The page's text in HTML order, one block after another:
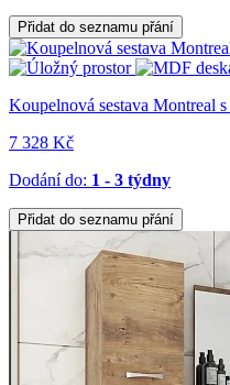
Přidat do seznamu přání
Koupelnová sestava Montreal
7 328 Kč
Dodání do: 1 - 3 týdny
Přidat do seznamu přání